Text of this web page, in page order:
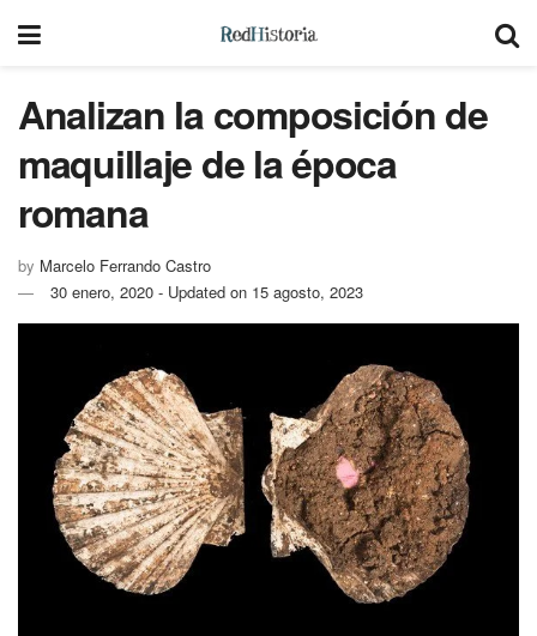
Analizan la composición de
maquillaje de la época
romana
by Marcelo Ferrando Castro
30 enero, 2020 - Updated on 15 agosto, 2023